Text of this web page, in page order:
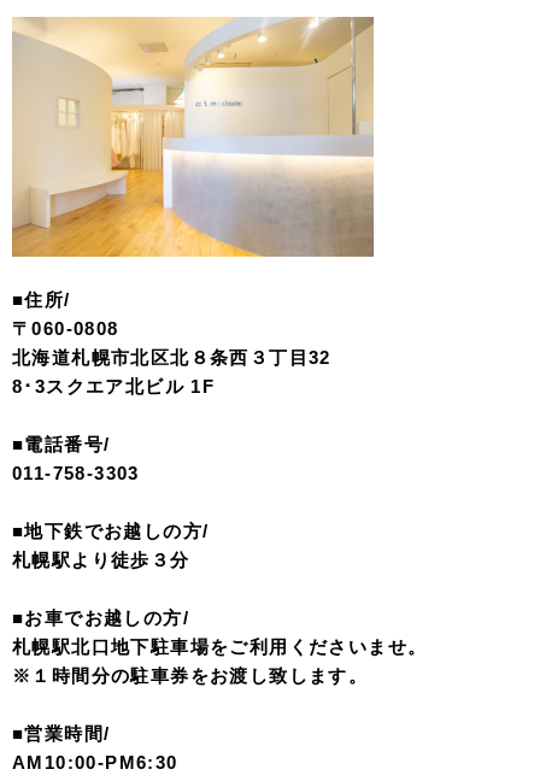
■住所/
〒060-0808
北海道札幌市北区北８条西３丁目32
8･3スクエア北ビル 1F
■電話番号/
011-758-3303
■地下鉄でお越しの方/
札幌駅より徒歩３分
■お車でお越しの方/
札幌駅北口地下駐車場をご利用くださいませ。
※１時間分の駐車券をお渡し致します。
■営業時間/
AM10:00-PM6:30